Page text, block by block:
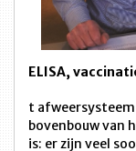
ELISA,
t
bovenbouw van
is: er zijn veel